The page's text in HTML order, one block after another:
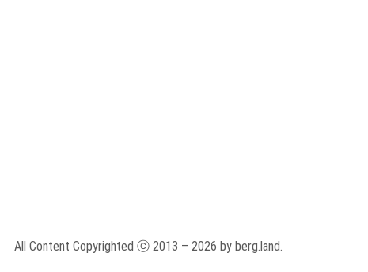
All Content Copyrighted ⓒ 2013 – 2026 by berg.land.